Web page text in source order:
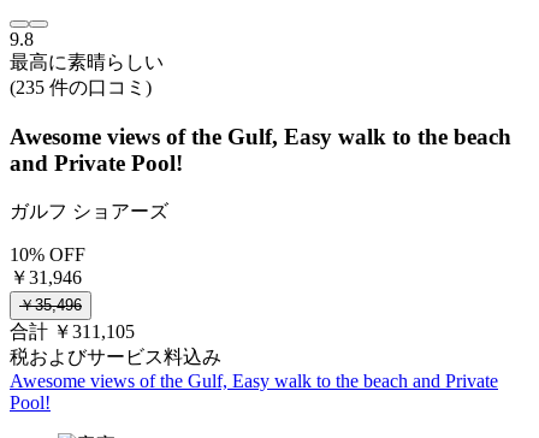
9.8
最高に素晴らしい
(235 件の口コミ)
Awesome views of the Gulf, Easy walk to the beach
and Private Pool!
ガルフ ショアーズ
10% OFF
￥31,946
￥35,496
合計 ￥311,105
税およびサービス料込み
Awesome views of the Gulf, Easy walk to the beach and Private
Pool!